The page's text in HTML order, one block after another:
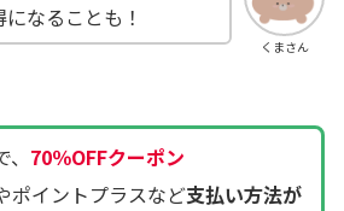
くまさん
なることも！
70％OFFクーポン
ポイントプラスなど支払い方法が